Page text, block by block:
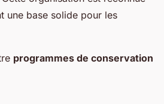
une base solide pour les
programmes de conservation